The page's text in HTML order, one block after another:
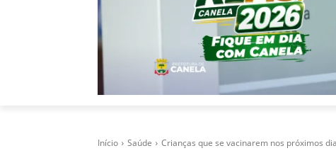
Início Saúde Crianças que se vacinarem nos próximos